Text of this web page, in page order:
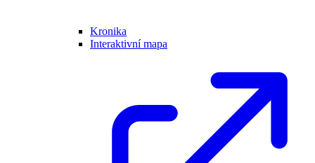
Kronika
Interaktivní mapa